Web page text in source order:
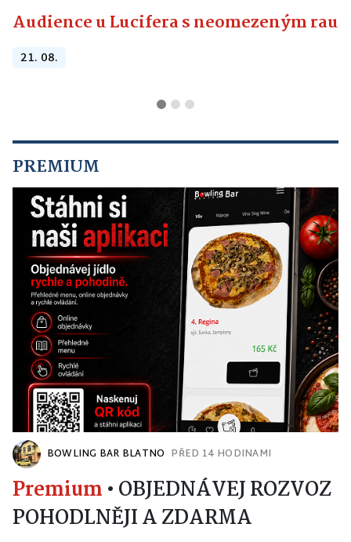
Audience u Lucifera s neomezeným
21. 08.
PREMIUM
BOWLING BAR BLATNO PŘED 14 HODINAMI
Premium • OBJEDNÁVEJ ROZVOZ
POHODLNĚJI A ZDARMA